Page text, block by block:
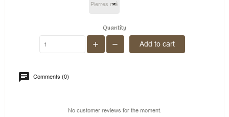
Quantity
Add to cart
Comments (0)
No customer reviews for the moment.